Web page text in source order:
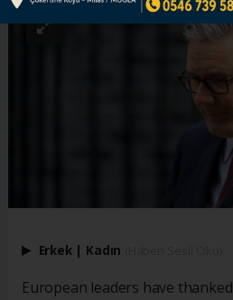
Erkek | Kadın
European leaders have thanked